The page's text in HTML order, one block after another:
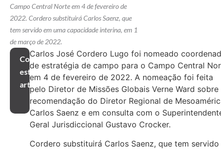
Campo Central Norte em 4 de fevereiro de
2022. Cordero substituirá Carlos Saenz, que
tem servido em uma capacidade interina, em 1
de março de 2022.
Compartilhar
este
artigo
Carlos José Cordero Lugo foi nomeado
de estratégia de campo para o Campo Central
em 4 de fevereiro de 2022. A nomeação foi feita
pelo Diretor de Missões Globais Verne Ward sobre
recomendação do Diretor Regional de
Carlos Saenz e em consulta com o
Geral Jurisdiccional Gustavo Crocker.
Cordero substituirá Carlos Saenz, que tem servido